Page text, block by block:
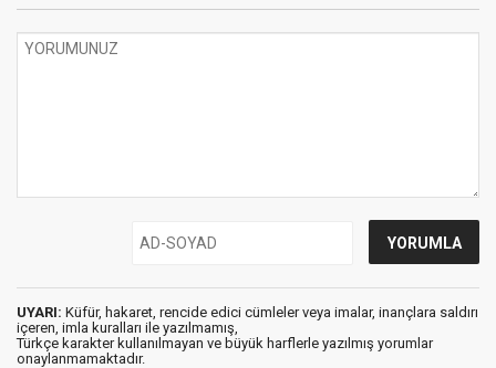
UYARI: Küfür, hakaret, rencide edici cümleler veya imalar, inançlara saldırı
içeren, imla kuralları ile yazılmamış,
Türkçe karakter kullanılmayan ve büyük harflerle yazılmış yorumlar
onaylanmamaktadır.